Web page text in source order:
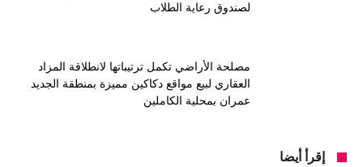
لصندوق رعاية الطلاب
مصلحة الأراضي تكمل ترتيباتها لانطلاقة المزاد
العقاري لبيع مواقع دكاكين مميزة بمنطقة الجديد
عمران بمحلية الكاملين
إقرأ أيضا